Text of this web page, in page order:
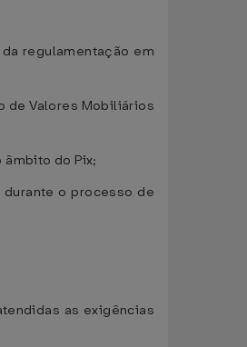
regulamentação em
de Valores Mobiliários
âmbito do Pix;
o processo de
as exigências